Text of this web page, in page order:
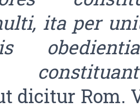
ita per
dicitur Rom.